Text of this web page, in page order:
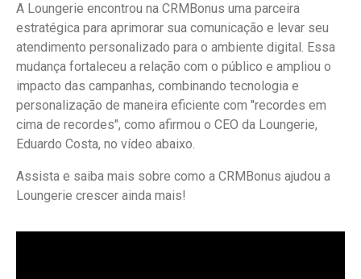
A Loungerie encontrou na CRMBonus uma parceira
estratégica para aprimorar sua comunicação e levar seu
atendimento personalizado para o ambiente digital. Essa
mudança fortaleceu a relação com o público e ampliou o
impacto das campanhas, combinando tecnologia e
personalização de maneira eficiente com "recordes em
cima de recordes", como afirmou o CEO da Loungerie,
Eduardo Costa, no vídeo abaixo.
Assista e saiba mais sobre como a CRMBonus ajudou a
Loungerie crescer ainda mais!